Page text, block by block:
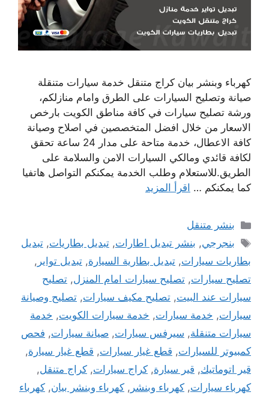
كهرباء وبنشر بيان كراج متنقل خدمة سيارات متنقلة
صيانة وتصليح السيارات على الطرق وامام منازلكم،
ورشة تصليح سيارات في كافة مناطق الكويت بارخص
الاسعار من خلال افضل المتخصصين في اصلاح وصيانة
كافة الاعطال، خدمة متاحة على مدار 24 ساعة تحقق
لكافة قائدي ومالكي السيارات الامن والسلامة على
الطريق.للاستعلام وطلب الخدمة يمكنكم التواصل هاتفيا
كما يمكنكم … اقرأ المزيد
التصنيفات
بنشر متنقل
الوسوم
بنجرجي, بنشر تبديل اطارات,تبديل بطاريات,تبديل
بطاريات سيارات, تبديل بطارية السيارة, تبديل تواير ,
تصليح سيارات, تصليح سيارات امام المنزل, تصليح
سيارات عند البيت, تصليح مكيف سيارات, تصليح وصيانة
سيارات, خدمة سيارات, خدمة سيارات الكويت, خدمة
سيارات متنقلة, سيرفس سيارات, صيانة سيارات, فحص
كمبيوتر للسيارات, قطع غيار سيارات, قطع غيار سيارة,
قير اتوماتيك, قير سيارة, كراج سيارات, كراج متنقل,
كهرباء سيارات, كهرباء وبنشر , كهرباء وبنشر بيان, كهرباء